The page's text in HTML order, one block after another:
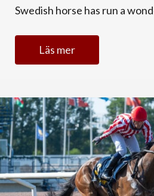
Swedish horse has run a
Läs mer